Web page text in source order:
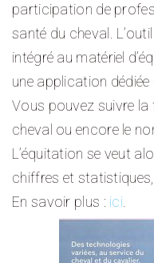
participation de
santé du cheval.
intégré au matériel
une application
Vous pouvez suivre
cheval ou encore le
L’équitation se veut
chiffres et
En savoir plus : ici